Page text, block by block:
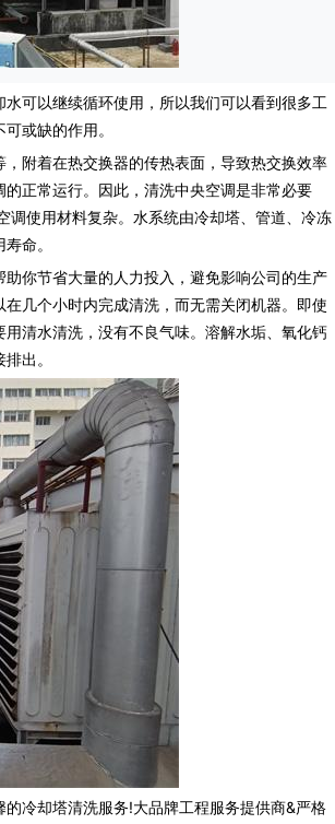
可以继续循环使用，所以我们可以看到很多工
或缺的作用。
附着在热交换器的传热表面，导致热交换效率
正常运行。因此，清洗中央空调是非常必要
调使用材料复杂。水系统由冷却塔、管道、冷冻
命。
你节省大量的人力投入，避免影响公司的生产
几个小时内完成清洗，而无需关闭机器。即使
清水清洗，没有不良气味。溶解水垢、氧化钙
出。
冷却塔清洗服务!大品牌工程服务提供商&严格